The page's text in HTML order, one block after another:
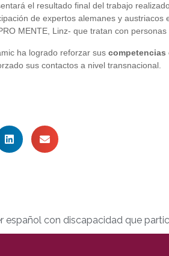
el resultado final del trabajo
de expertos alemanes y
MENTE, Linz- que tratan con
ha logrado reforzar sus
sus contactos a nivel transnacional.